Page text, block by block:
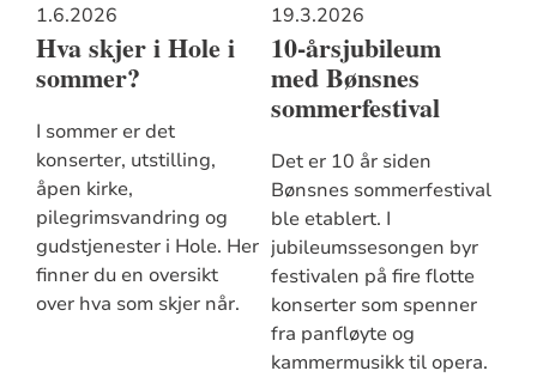
1.6.2026
Hva skjer i Hole i
sommer?
I sommer er det
konserter, utstilling,
åpen kirke,
pilegrimsvandring og
gudstjenester i Hole. Her
finner du en oversikt
over hva som skjer når.
19.3.2026
10-årsjubileum
med Bønsnes
sommerfestival
Det er 10 år siden
Bønsnes sommerfestival
ble etablert. I
jubileumssesongen byr
festivalen på fire flotte
konserter som spenner
fra panfløyte og
kammermusikk til opera.